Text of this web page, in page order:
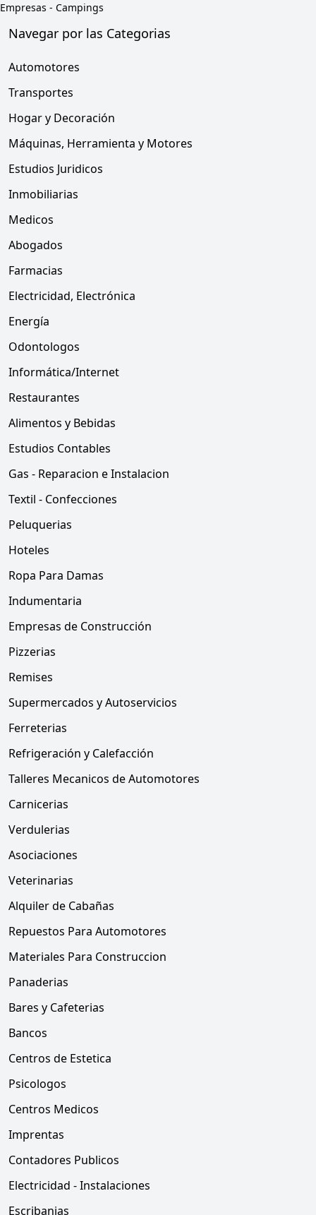
Empresas - Campings
Navegar por las Categorias
Automotores
Transportes
Hogar y Decoración
Máquinas, Herramienta y Motores
Estudios Juridicos
Inmobiliarias
Medicos
Abogados
Farmacias
Electricidad, Electrónica
Energía
Odontologos
Informática/Internet
Restaurantes
Alimentos y Bebidas
Estudios Contables
Gas - Reparacion e Instalacion
Textil - Confecciones
Peluquerias
Hoteles
Ropa Para Damas
Indumentaria
Empresas de Construcción
Pizzerias
Remises
Supermercados y Autoservicios
Ferreterias
Refrigeración y Calefacción
Talleres Mecanicos de Automotores
Carnicerias
Verdulerias
Asociaciones
Veterinarias
Alquiler de Cabañas
Repuestos Para Automotores
Materiales Para Construccion
Panaderias
Bares y Cafeterias
Bancos
Centros de Estetica
Psicologos
Centros Medicos
Imprentas
Contadores Publicos
Electricidad - Instalaciones
Escribanias